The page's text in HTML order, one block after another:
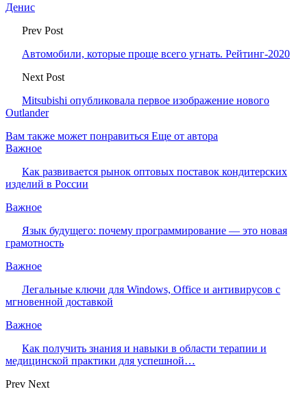
Денис
Prev Post
Автомобили, которые проще всего угнать. Рейтинг-2020
Next Post
Mitsubishi опубликовала первое изображение нового
Outlander
Вам также может понравиться Еще от автора
Важное
Как развивается рынок оптовых поставок кондитерских
изделий в России
Важное
Язык будущего: почему программирование — это новая
грамотность
Важное
Легальные ключи для Windows, Office и антивирусов с
мгновенной доставкой
Важное
Как получить знания и навыки в области терапии и
медицинской практики для успешной…
Prev Next